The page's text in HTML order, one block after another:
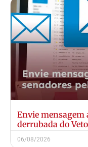
Envie mensagem
derrubada do
06/08/2026